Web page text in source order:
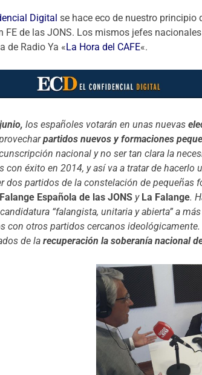
Digital se hace eco de nuestro principio
FE de las JONS. Los mismos jefes
de Radio Ya «La Hora del CAFE«.
los españoles votarán en unas nuevas
partidos nuevos y formaciones
nacional y no ser tan clara la
con éxito en 2014, y así va a tratar de hacerlo
dos partidos de la constelación de pequeñas
Falange Española de las JONS y La Falange.
“falangista, unitaria y abierta” a
con otros partidos cercanos
de larecuperación la soberanía nacional